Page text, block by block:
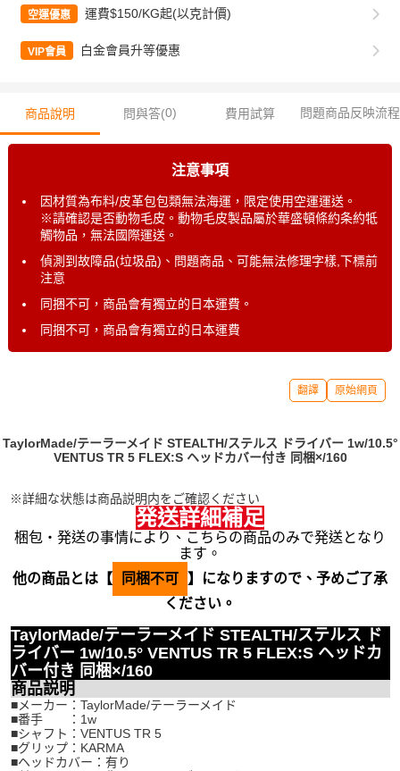
空運優惠 運費$150/KG起(以克計價)
VIP會員 白金會員升等優惠
商品說明 問與答(0) 費用試算 問題商品反映流程
注意事項
因材質為布料/皮革包包類無法海運，限定使用空運運送。
※請確認是否動物毛皮。動物毛皮製品屬於華盛頓條約条約牴
觸物品，無法國際運送。
偵測到故障品(垃圾品)、問題商品、可能無法修理字樣,下標前
注意
同捆不可，商品會有獨立的日本運費。
同捆不可，商品會有獨立的日本運費
翻譯 原始網頁
TaylorMade/テーラーメイド STEALTH/ステルス ドライバー 1w/10.5°
VENTUS TR 5 FLEX:S ヘッドカバー付き 同梱×/160
※詳細な状態は商品説明内をご確認ください
発送詳細補足
梱包・発送の事情により、こちらの商品のみで発送となり
ます。
他の商品とは【
同梱不可
】になりますので、予めご了承
ください。
TaylorMade/テーラーメイド STEALTH/ステルス ド
ライバー 1w/10.5° VENTUS TR 5 FLEX:S ヘッドカ
バー付き 同梱×/160
商品説明
■メーカー：TaylorMade/テーラーメイド
■番手 ：1w
■シャフト：VENTUS TR 5
■グリップ：KARMA
■ヘッドカバー：有り